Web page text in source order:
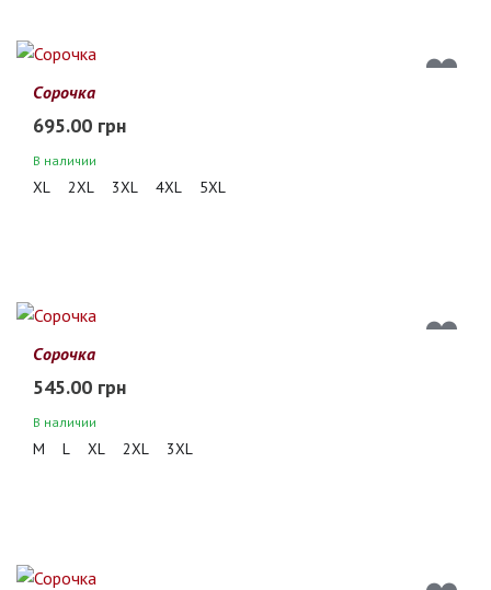
Сорочка
695.00 грн
В наличии
XL 2XL 3XL 4XL 5XL
Сорочка
545.00 грн
В наличии
M L XL 2XL 3XL